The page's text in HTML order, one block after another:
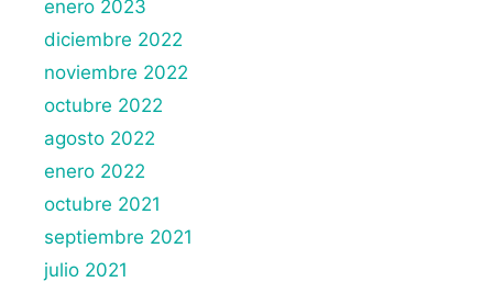
enero 2023
diciembre 2022
noviembre 2022
octubre 2022
agosto 2022
enero 2022
octubre 2021
septiembre 2021
julio 2021